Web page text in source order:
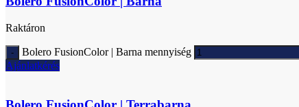
Raktáron
Bolero FusionColor | Barna mennyiség
Ajánlatkérés